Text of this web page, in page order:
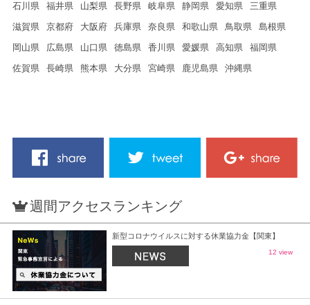
石川県
福井県 山梨県 長野県 岐阜県 静岡県 愛知県
三重県
滋賀県
京都府 大阪府 兵庫県 奈良県 和歌山県 鳥取県
島根県
岡山県
広島県 山口県 徳島県 香川県 愛媛県 高知県
福岡県
佐賀県
長崎県 熊本県 大分県 宮崎県 鹿児島県 沖縄県
週間アクセスランキング
新型コロナウイルスに対する休業協力金【関東】
12 view